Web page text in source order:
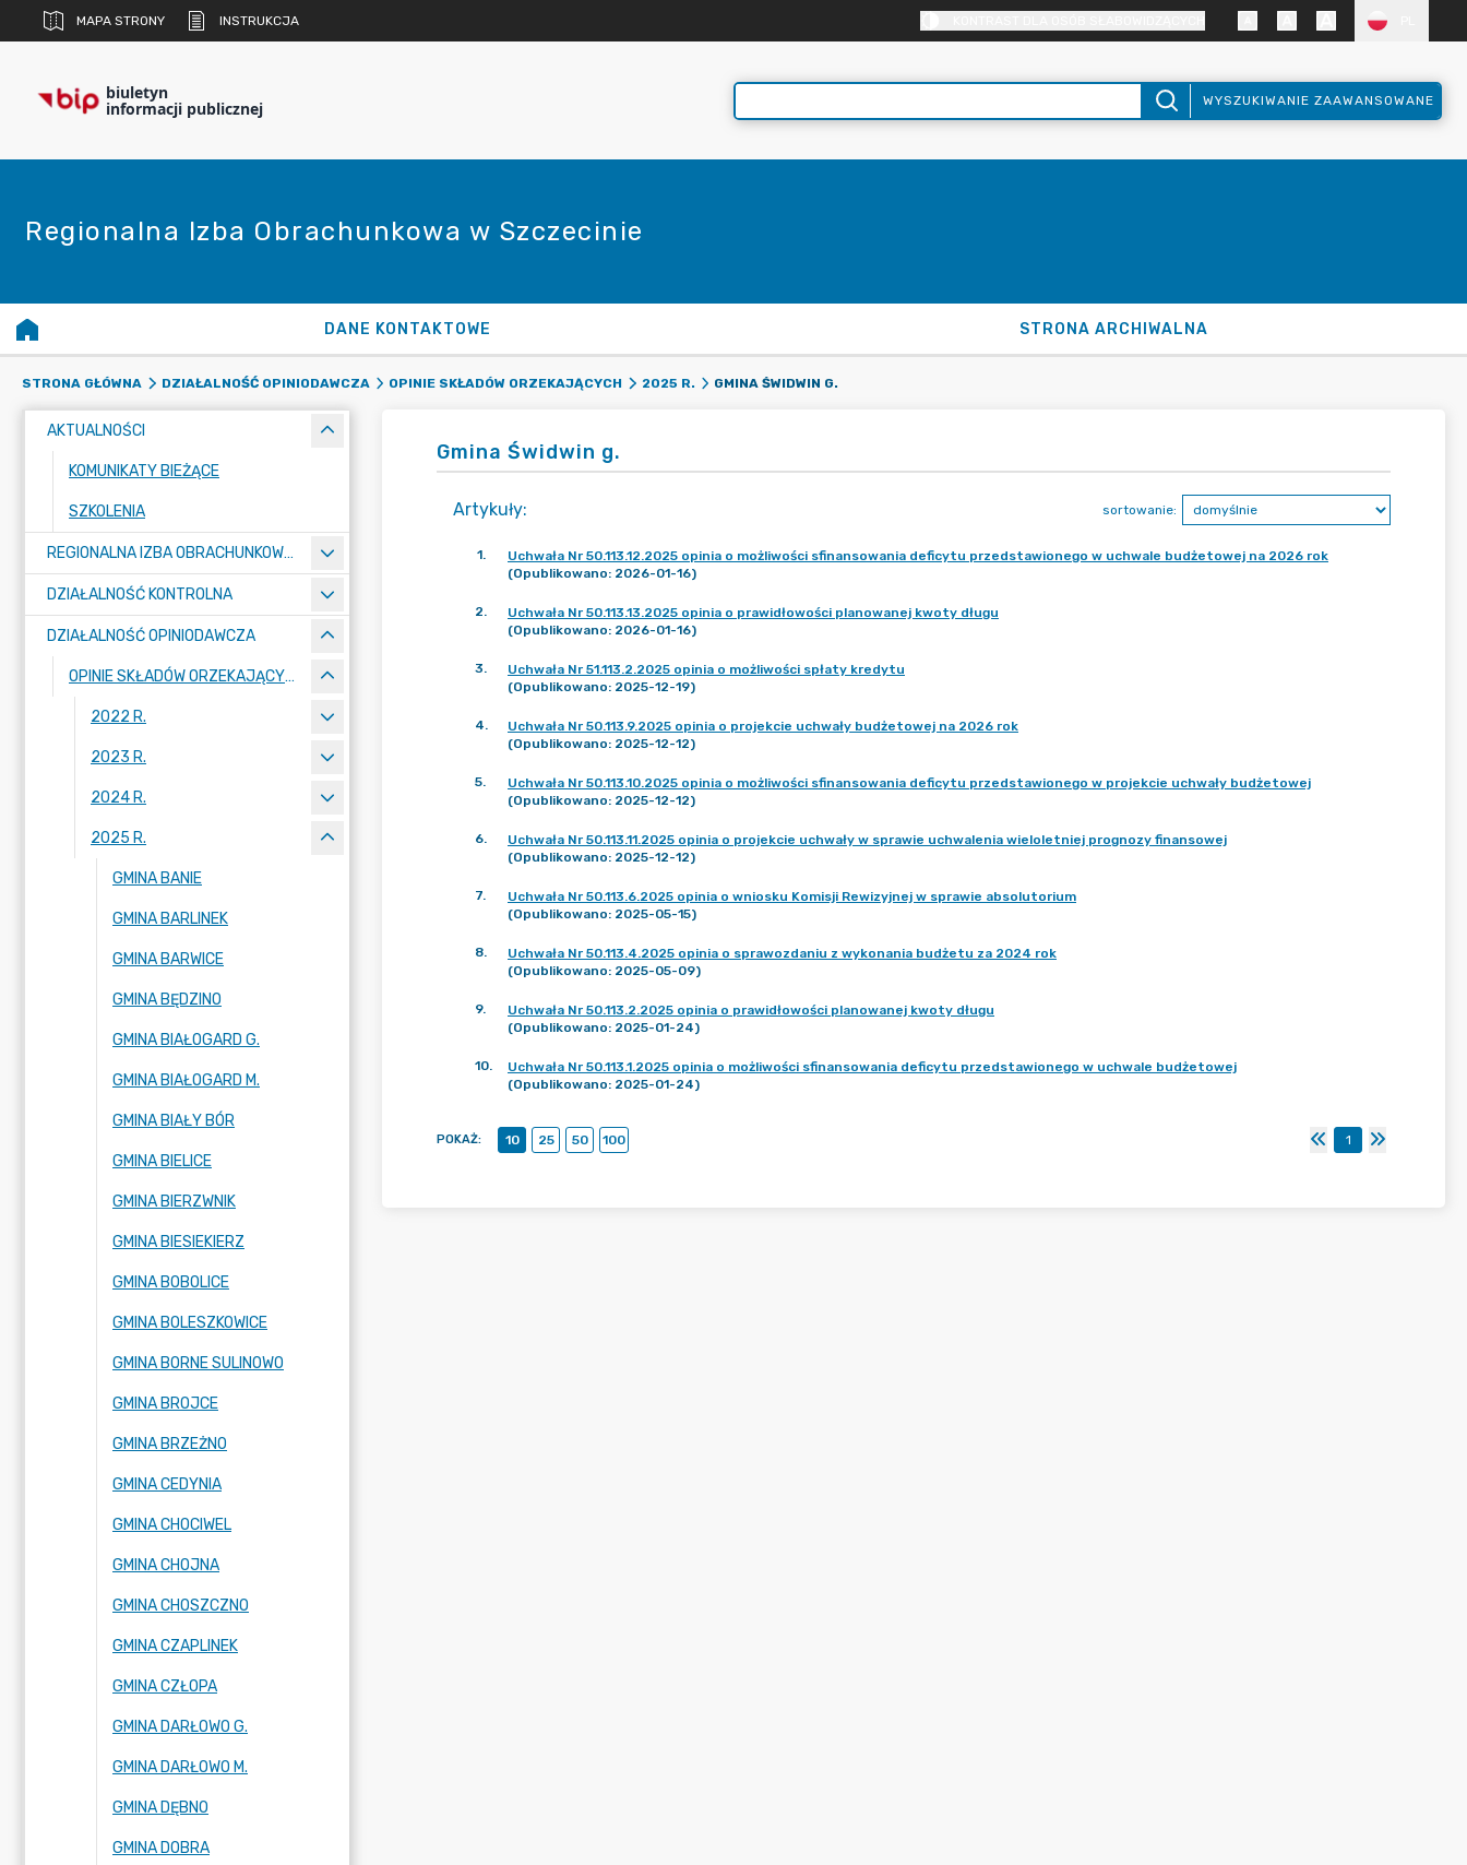
MAPA STRONY INSTRUKCJA
biuletyn
informacji publicznej WYSZUKIWANIE ZAAWANSOWANE
Regionalna Izba Obrachunkowa w Szczecinie
DANE KONTAKTOWE STRONA ARCHIWALNA
STRONA GŁÓWNA DZIAŁALNOŚĆ OPINIODAWCZA OPINIE SKŁADÓW ORZEKAJĄCYCH 2025 R. GMINA ŚWIDWIN G.
AKTUALNOŚCI
KOMUNIKATY BIEŻĄCE
SZKOLENIA
REGIONALNA IZBA OBRACHUNKOWA W SZCZECINIE
DZIAŁALNOŚĆ KONTROLNA
DZIAŁALNOŚĆ OPINIODAWCZA
OPINIE SKŁADÓW ORZEKAJĄCYCH
2022 R.
2023 R.
2024 R.
2025 R.
GMINA BANIE
GMINA BARLINEK
GMINA BARWICE
GMINA BĘDZINO
GMINA BIAŁOGARD G.
GMINA BIAŁOGARD M.
GMINA BIAŁY BÓR
GMINA BIELICE
GMINA BIERZWNIK
GMINA BIESIEKIERZ
GMINA BOBOLICE
GMINA BOLESZKOWICE
GMINA BORNE SULINOWO
GMINA BROJCE
GMINA BRZEŻNO
GMINA CEDYNIA
GMINA CHOCIWEL
GMINA CHOJNA
GMINA CHOSZCZNO
GMINA CZAPLINEK
GMINA CZŁOPA
GMINA DARŁOWO G.
GMINA DARŁOWO M.
GMINA DĘBNO
GMINA DOBRA
Gmina Świdwin g.
Artykuły: sortowanie:
1.
Uchwała Nr 50.113.12.2025 opinia o możliwości sfinansowania deficytu przedstawionego w uchwale budżetowej na 2026 rok
(Opublikowano: 2026-01-16)
2.
Uchwała Nr 50.113.13.2025 opinia o prawidłowości planowanej kwoty długu
(Opublikowano: 2026-01-16)
3.
Uchwała Nr 51.113.2.2025 opinia o możliwości spłaty kredytu
(Opublikowano: 2025-12-19)
4.
Uchwała Nr 50.113.9.2025 opinia o projekcie uchwały budżetowej na 2026 rok
(Opublikowano: 2025-12-12)
5.
Uchwała Nr 50.113.10.2025 opinia o możliwości sfinansowania deficytu przedstawionego w projekcie uchwały budżetowej
(Opublikowano: 2025-12-12)
6.
Uchwała Nr 50.113.11.2025 opinia o projekcie uchwały w sprawie uchwalenia wieloletniej prognozy finansowej
(Opublikowano: 2025-12-12)
7.
Uchwała Nr 50.113.6.2025 opinia o wniosku Komisji Rewizyjnej w sprawie absolutorium
(Opublikowano: 2025-05-15)
8.
Uchwała Nr 50.113.4.2025 opinia o sprawozdaniu z wykonania budżetu za 2024 rok
(Opublikowano: 2025-05-09)
9.
Uchwała Nr 50.113.2.2025 opinia o prawidłowości planowanej kwoty długu
(Opublikowano: 2025-01-24)
10.
Uchwała Nr 50.113.1.2025 opinia o możliwości sfinansowania deficytu przedstawionego w uchwale budżetowej
(Opublikowano: 2025-01-24)
POKAŻ: 10 25 50 100 1